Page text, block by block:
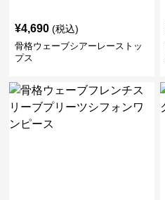
¥4,690 (税込)
骨格ウェーブシアーレーストッ
プス